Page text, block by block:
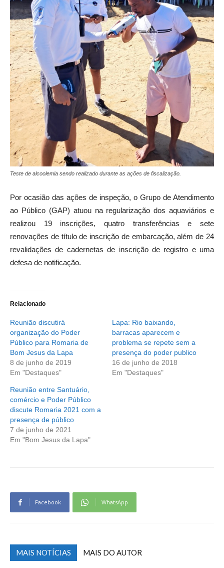
Teste de alcoolemia sendo realizado durante as ações de fiscalização.
Por ocasião das ações de inspeção, o Grupo de Atendimento
ao Público (GAP) atuou na regularização dos aquaviários e
realizou 19 inscrições, quatro transferências e sete
renovações de título de inscrição de embarcação, além de 24
revalidações de cadernetas de inscrição de registro e uma
defesa de notificação.
Relacionado
Reunião discutirá
organização do Poder
Público para Romaria de
Bom Jesus da Lapa
8 de junho de 2019
Em "Destaques"
Lapa: Rio baixando,
barracas aparecem e
problema se repete sem a
presença do poder publico
16 de junho de 2018
Em "Destaques"
Reunião entre Santuário,
comércio e Poder Público
discute Romaria 2021 com a
presença de público
7 de junho de 2021
Em "Bom Jesus da Lapa"
Facebook WhatsApp
MAIS NOTÍCIAS MAIS DO AUTOR